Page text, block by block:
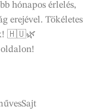
hónapos érlelés,
erejével. Tökéletes
🇭🇺🌿
oldalon!